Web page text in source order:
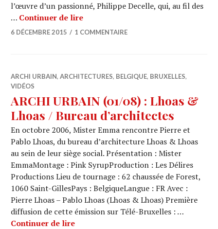
l’œuvre d’un passionné, Philippe Decelle, qui, au fil des
… Continuer de lireARCHI URBAIN (10/07) : LHOAS &
6 DÉCEMBRE 2015 1 COMMENTAIRE
ARCHI URBAIN,ARCHITECTURES, BELGIQUE, BRUXELLES,
VIDÉOS
ARCHI URBAIN (01/08) : Lhoas &
Lhoas / Bureau d’architectes
En octobre 2006, Mister Emma rencontre Pierre et
Pablo Lhoas, du bureau d’architecture Lhoas & Lhoas
au sein de leur siège social. Présentation : Mister
EmmaMontage : Pink SyrupProduction : Les Délires
Productions Lieu de tournage : 62 chaussée de Forest,
1060 Saint-GillesPays : BelgiqueLangue : FR Avec :
Pierre Lhoas – Pablo Lhoas (Lhoas & Lhoas) Première
diffusion de cette émission sur Télé-Bruxelles : …
Continuer de lireARCHI URBAIN (01/08) : Lhoas &